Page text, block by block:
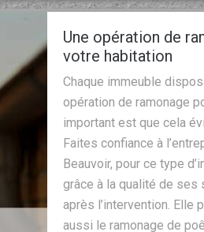
Une opération de
votre habitation
Chaque immeuble
opération de ramonage
important est que cela
Faites confiance à
Beauvoir, pour ce type
grâce à la qualité de ses
après l’intervention. Elle
aussi le ramonage de